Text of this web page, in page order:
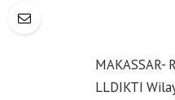
MAKASSAR-
LLDIKTI